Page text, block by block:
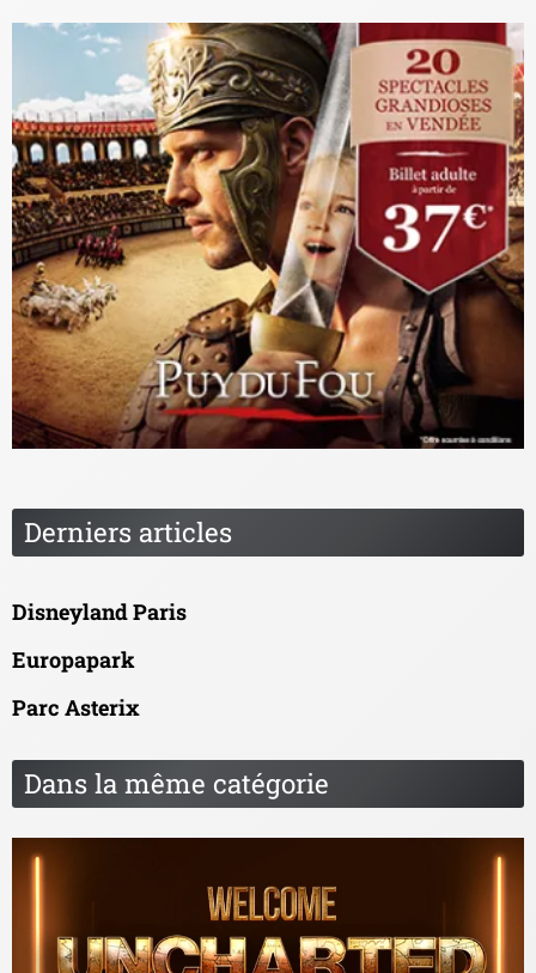
Derniers articles
Disneyland Paris
Europapark
Parc Asterix
Dans la même catégorie